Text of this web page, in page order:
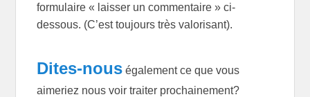
formulaire « laisser un commentaire » ci-
dessous. (C’est toujours très valorisant).
Dites-nous également ce que vous
aimeriez nous voir traiter prochainement?